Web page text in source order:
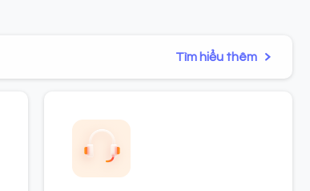
Tìm hiểu thêm